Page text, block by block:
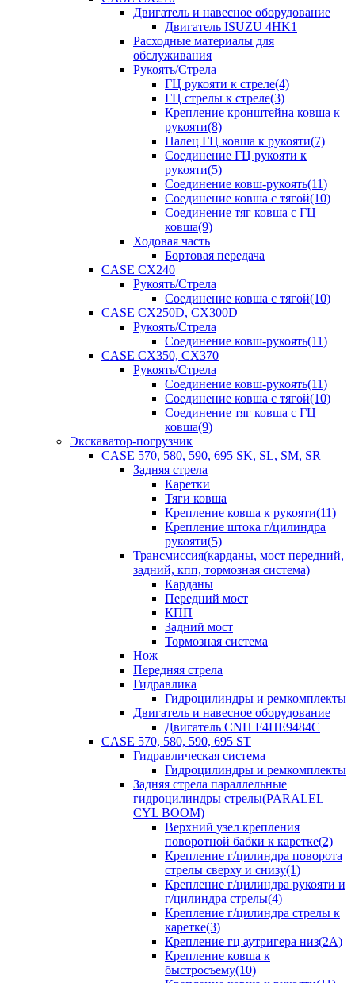
Двигатель и навесное оборудование
Двигатель ISUZU 4HK1
Расходные материалы для
обслуживания
Рукоять/Стрела
ГЦ рукояти к стреле(4)
ГЦ стрелы к стреле(3)
Крепление кронштейна ковша к
рукояти(8)
Палец ГЦ ковша к рукояти(7)
Соединение ГЦ рукояти к
рукояти(5)
Соединение ковш-рукоять(11)
Соединение ковша с тягой(10)
Соединение тяг ковша с ГЦ
ковша(9)
Ходовая часть
Бортовая передача
CASE CX240
Рукоять/Стрела
Соединение ковша с тягой(10)
CASE CX250D, CX300D
Рукоять/Стрела
Соединение ковш-рукоять(11)
CASE CX350, CX370
Рукоять/Стрела
Соединение ковш-рукоять(11)
Соединение ковша с тягой(10)
Соединение тяг ковша с ГЦ
ковша(9)
Экскаватор-погрузчик
CASE 570, 580, 590, 695 SK, SL, SM, SR
Задняя стрела
Каретки
Тяги ковша
Крепление ковша к рукояти(11)
Крепление штока г/цилиндра
рукояти(5)
Трансмиссия(карданы, мост передний,
задний, кпп, тормозная система)
Карданы
Передний мост
КПП
Задний мост
Тормозная система
Нож
Передняя стрела
Гидравлика
Гидроцилиндры и ремкомплекты
Двигатель и навесное оборудование
Двигатель CNH F4HE9484C
CASE 570, 580, 590, 695 ST
Гидравлическая система
Гидроцилиндры и ремкомплекты
Задняя стрела параллельные
гидроцилиндры стрелы(PARALEL
CYL BOOM)
Верхний узел крепления
поворотной бабки к каретке(2)
Крепление г/цилиндра поворота
стрелы сверху и снизу(1)
Крепление г/цилиндра рукояти и
г/цилиндра стрелы(4)
Крепление г/цилиндра стрелы к
каретке(3)
Крепление гц аутригера низ(2А)
Крепление ковша к
быстросъему(10)